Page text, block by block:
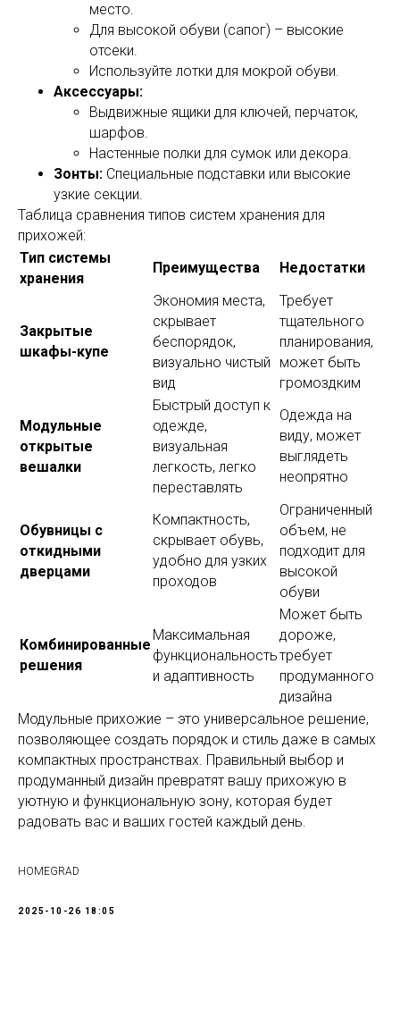
место.
Для высокой обуви (сапог) – высокие
отсеки.
Используйте лотки для мокрой обуви.
Аксессуары:
Выдвижные ящики для ключей, перчаток,
шарфов.
Настенные полки для сумок или декора.
Зонты: Специальные подставки или высокие
узкие секции.
Таблица сравнения типов систем хранения для
прихожей:
Тип системы
хранения
Преимущества Недостатки
Закрытые
шкафы-купе
Экономия места,
скрывает
беспорядок,
визуально чистый
вид
Требует
тщательного
планирования,
может быть
громоздким
Модульные
открытые
вешалки
Быстрый доступ к
одежде,
визуальная
легкость, легко
переставлять
Одежда на
виду, может
выглядеть
неопрятно
Обувницы с
откидными
дверцами
Компактность,
скрывает обувь,
удобно для узких
проходов
Ограниченный
объем, не
подходит для
высокой
обуви
Комбинированные
решения
Максимальная
функциональность
и адаптивность
Может быть
дороже,
требует
продуманного
дизайна
Модульные прихожие – это универсальное решение,
позволяющее создать порядок и стиль даже в самых
компактных пространствах. Правильный выбор и
продуманный дизайн превратят вашу прихожую в
уютную и функциональную зону, которая будет
радовать вас и ваших гостей каждый день.
HOMEGRAD
2025-10-26 18:05